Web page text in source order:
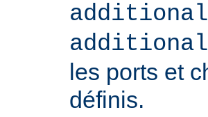
les ports et
définis.